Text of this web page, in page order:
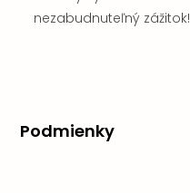
nezabudnuteľný zážitok!
Podmienky